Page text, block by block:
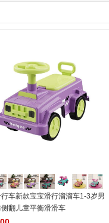
行车新款宝宝滑行溜溜车1-3岁男
翻儿童平衡滑滑车